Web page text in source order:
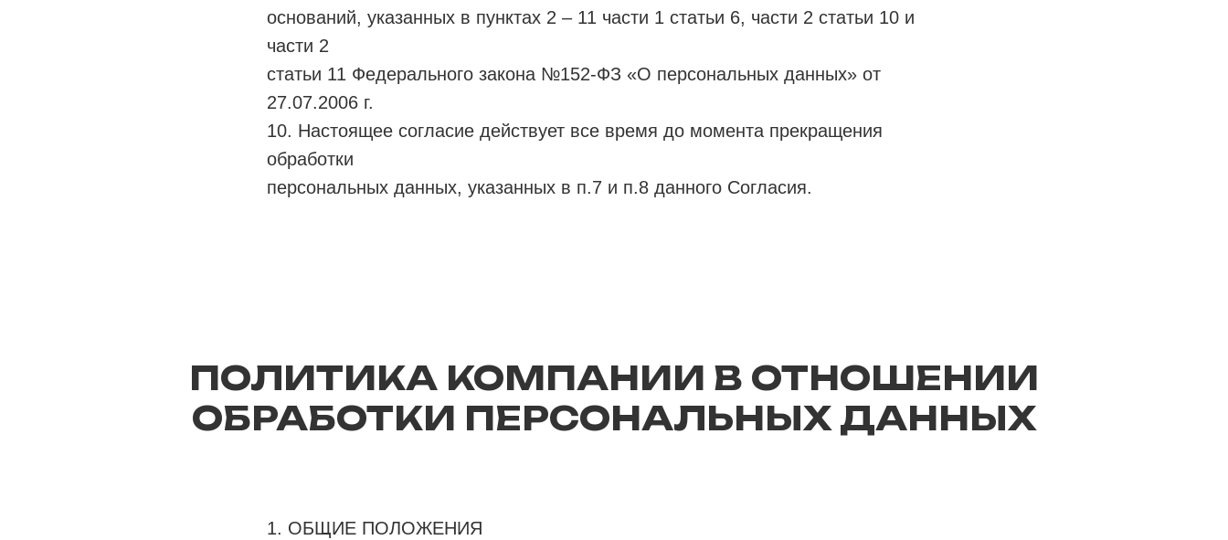
оснований, указанных в пунктах 2 – 11 части 1 статьи 6, части 2 статьи 10 и
части 2
статьи 11 Федерального закона №152-ФЗ «О персональных данных» от
27.07.2006 г.
10. Настоящее согласие действует все время до момента прекращения
обработки
персональных данных, указанных в п.7 и п.8 данного Согласия.
ПОЛИТИКА КОМПАНИИ В ОТНОШЕНИИ
ОБРАБОТКИ ПЕРСОНАЛЬНЫХ ДАННЫХ
1. ОБЩИЕ ПОЛОЖЕНИЯ